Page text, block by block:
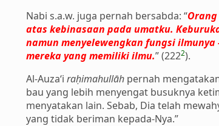
Nabi s.a.w. juga pernah bersabda: “
atas kebinasaan pada umatku.
namun menyelewengkan fungsi
mereka yang memiliki ilmu.” (2222).
Al-Auza‘i raḥimahullāh pernah
bau yang lebih menyengat busuknya
menyatakan lain. Sebab, Dia telah
yang tidak beriman kepada-Nya.”